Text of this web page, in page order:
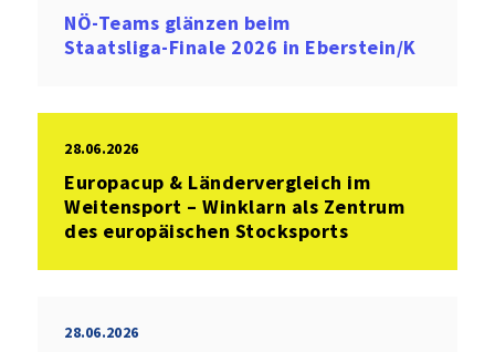
NÖ‑Teams glänzen beim
Staatsliga‑Finale 2026 in Eberstein/K
28.06.2026
Europacup & Ländervergleich im
Weitensport – Winklarn als Zentrum
des europäischen Stocksports
28.06.2026